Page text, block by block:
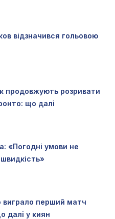
відзначився гольовою
продовжують розривати
що далі
«Погодні умови не
виграло перший матч
далі у киян